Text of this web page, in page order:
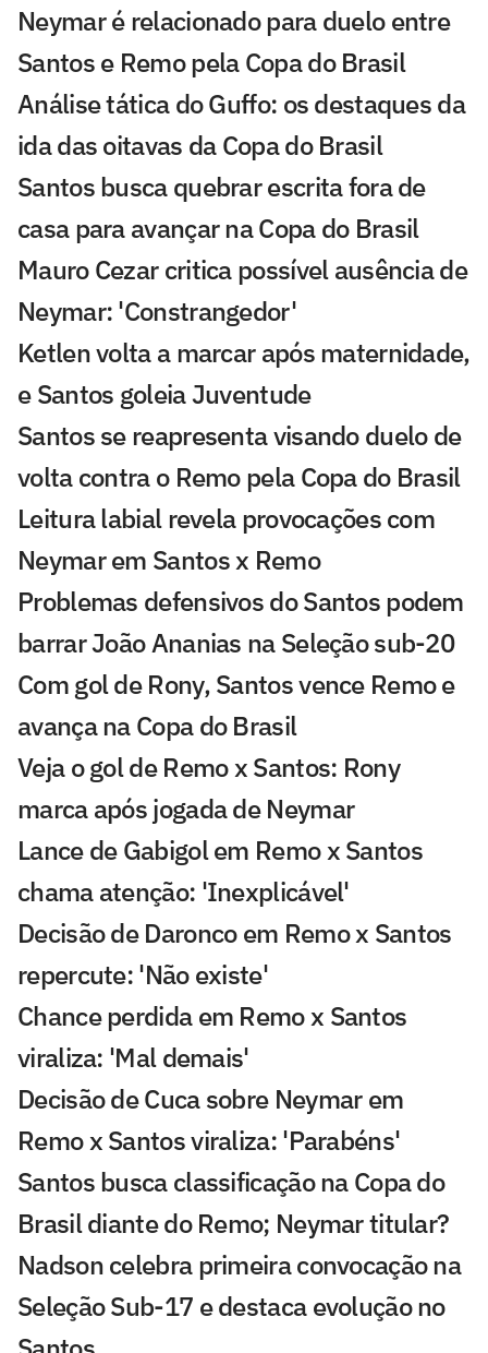
Neymar é relacionado para duelo entre
Santos e Remo pela Copa do Brasil
Análise tática do Guffo: os destaques da
ida das oitavas da Copa do Brasil
Santos busca quebrar escrita fora de
casa para avançar na Copa do Brasil
Mauro Cezar critica possível ausência de
Neymar: 'Constrangedor'
Ketlen volta a marcar após maternidade,
e Santos goleia Juventude
Santos se reapresenta visando duelo de
volta contra o Remo pela Copa do Brasil
Leitura labial revela provocações com
Neymar em Santos x Remo
Problemas defensivos do Santos podem
barrar João Ananias na Seleção sub-20
Com gol de Rony, Santos vence Remo e
avança na Copa do Brasil
Veja o gol de Remo x Santos: Rony
marca após jogada de Neymar
Lance de Gabigol em Remo x Santos
chama atenção: 'Inexplicável'
Decisão de Daronco em Remo x Santos
repercute: 'Não existe'
Chance perdida em Remo x Santos
viraliza: 'Mal demais'
Decisão de Cuca sobre Neymar em
Remo x Santos viraliza: 'Parabéns'
Santos busca classificação na Copa do
Brasil diante do Remo; Neymar titular?
Nadson celebra primeira convocação na
Seleção Sub-17 e destaca evolução no